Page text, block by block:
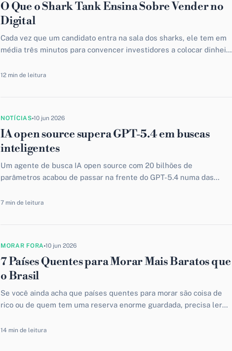
O Que o Shark Tank Ensina Sobre Vender no
Digital
Cada vez que um candidato entra na sala dos sharks, ele tem em
média três minutos para convencer investidores a colocar dinheiro
12 min de leitura
NOTÍCIAS 10 jun 2026
IA open source supera GPT-5.4 em buscas
inteligentes
Um agente de busca IA open source com 20 bilhões de
parâmetros acabou de passar na frente do GPT-5.4 numa das
7 min de leitura
MORAR FORA 10 jun 2026
7 Países Quentes para Morar Mais Baratos que
o Brasil
Se você ainda acha que países quentes para morar são coisa de
rico ou de quem tem uma reserva enorme guardada, precisa ler
14 min de leitura